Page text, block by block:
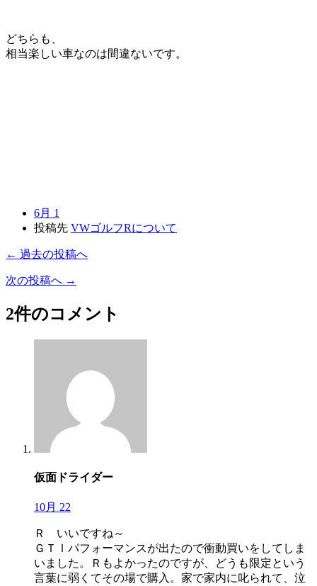
どちらも、
相当楽しい車なのは間違ないです。
6月 1
投稿先 VWゴルフRについて
← 過去の投稿へ
次の投稿へ →
2件のコメント
仮面ドライダー
10月 22
Ｒ いいですね～
ＧＴＩパフォーマンスが出たので衝動買いをしてしま
いました。Ｒもよかったのですが、どうも限定という
言葉に弱くてその場で購入。家で家内に叱られて、泣